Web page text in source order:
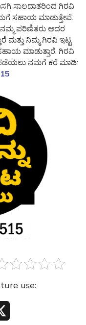
ಸಾಲದಾತರಿಂದ ಗಿರವಿ
ಸಹಾಯ ಮಾಡುತ್ತೇವೆ.
ಪರಿಣಿತರು ಅದರ
ಮತ್ತು ನಿಮ್ಮ ಗಿರವಿ ಇಟ್ಟ
ಮಾಡುತ್ತಾರೆ. ಗಿರವಿ
ಪಡೆಯಲು ನಮಗೆ ಕರೆ ಮಾಡಿ:
use: